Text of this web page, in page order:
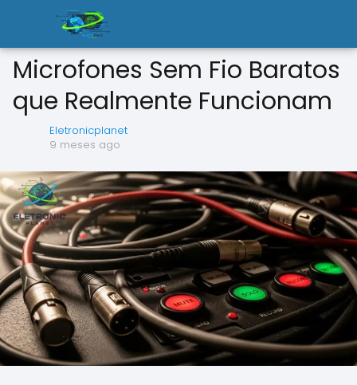
Microfones Sem Fio Baratos
que Realmente Funcionam
Eletronicplanet
9 meses ago